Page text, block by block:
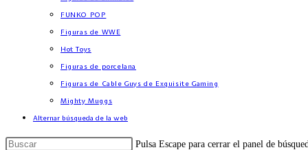
FUNKO POP
Figuras de WWE
Hot Toys
Figuras de porcelana
Figuras de Cable Guys de Exquisite Gaming
Mighty Muggs
Alternar búsqueda de la web
Pulsa Escape para cerrar el panel de